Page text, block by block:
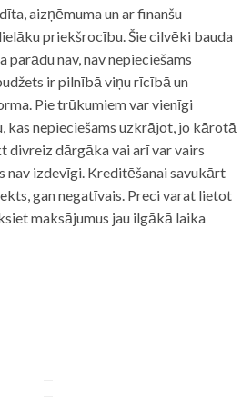
aizņēmuma un ar finanšu
priekšrocību. Šie cilvēki bauda
parādu nav, nav nepieciešams
ir pilnībā viņu rīcībā un
Pie trūkumiem var vienīgi
nepieciešams uzkrājot, jo kārotā
divreiz dārgāka vai arī var vairs
nav izdevīgi. Kreditēšanai savukārt
gan negatīvais. Preci varat lietot
maksājumus jau ilgākā laika